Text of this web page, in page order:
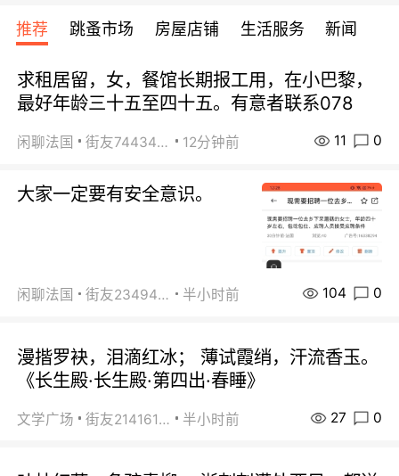
宾馆 108欧/天起
全程756欧/位
欧/天起 ~包拼房
每周铁发！
推荐 跳蚤市场 房屋店铺 生活服务 新闻
求租居留，女，餐馆长期报工用，在小巴黎，
最好年龄三十五至四十五。有意者联系078
闲聊法国 街友74434350 12分钟前 11 0
大家一定要有安全意识。
闲聊法国 街友23494008 半小时前 104 0
漫揩罗袂，泪滴红冰； 薄试霞绡，汗流香玉。
《长生殿·长生殿·第四出·春睡》
文学广场 街友21416156 半小时前 27 0